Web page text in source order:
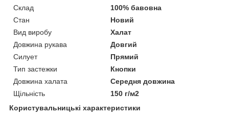
Склад
100% бавовна
Стан
Новий
Вид виробу
Халат
Довжина рукава
Довгий
Силует
Прямий
Тип застежки
Кнопки
Довжина халата
Середня довжина
Щільність
150 г/м2
Користувальницькі характеристики